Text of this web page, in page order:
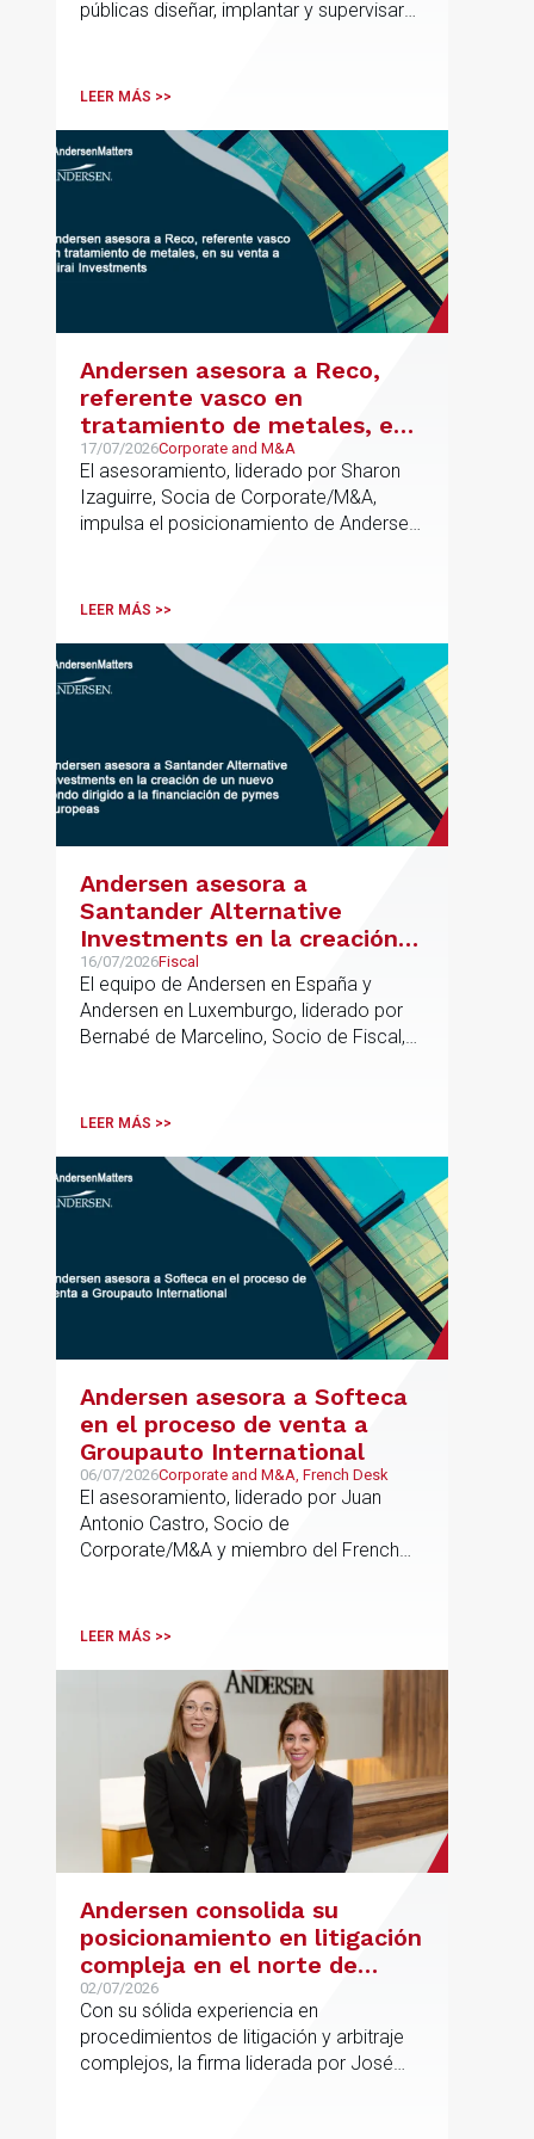
públicas diseñar, implantar y supervisar
cumplimiento normativo desde el origen.
metodología propia de gestión de
riesgos de IA y se alinea con la
estrategia española de IA soberana
articulada en torno a ALIA.
LEER MÁS >>
Andersen asesora a Reco,
referente vasco en
tratamiento de metales, en
su venta a Mirai Investments
17/07/2026Corporate and M&A
El asesoramiento, liderado por Sharon
Izaguirre, Socia de Corporate/M&A,
impulsa el posicionamiento de Andersen
procesos estratégicos de M&A
LEER MÁS >>
Andersen asesora a
Santander Alternative
Investments en la creación
de un nuevo fondo dirigido a
la financiación de pymes
europeas
16/07/2026Fiscal
El equipo de Andersen en España y
Andersen en Luxemburgo, liderado por
Bernabé de Marcelino, Socio de Fiscal,
formación del fondo, hasta el primer
LEER MÁS >>
Andersen asesora a Softeca
en el proceso de venta a
Groupauto International
06/07/2026Corporate and M&A, French Desk
El asesoramiento, liderado por Juan
Antonio Castro, Socio de
Corporate/M&A y miembro del French
españolas que combinan los sectores
LEER MÁS >>
Andersen consolida su
posicionamiento en litigación
compleja en el norte de
España con la incorporación
de Rebeca Larena
02/07/2026
Con su sólida experiencia en
procedimientos de litigación y arbitraje
complejos, la firma liderada por José